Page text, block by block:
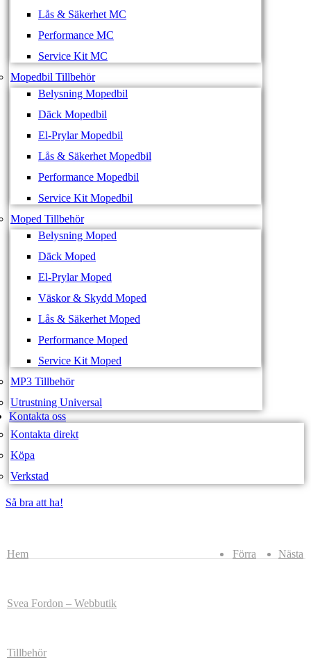
Lås & Säkerhet MC
Performance MC
Service Kit MC
Mopedbil Tillbehör
Belysning Mopedbil
Däck Mopedbil
El-Prylar Mopedbil
Lås & Säkerhet Mopedbil
Performance Mopedbil
Service Kit Mopedbil
Moped Tillbehör
Belysning Moped
Däck Moped
El-Prylar Moped
Väskor & Skydd Moped
Lås & Säkerhet Moped
Performance Moped
Service Kit Moped
MP3 Tillbehör
Utrustning Universal
Kontakta oss
Kontakta direkt
Köpa
Verkstad
Så bra att ha!
Hem
Svea Fordon – Webbutik
Tillbehör
Förra Nästa